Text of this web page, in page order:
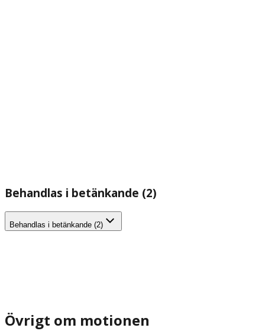
Behandlas i betänkande (2)
Behandlas i betänkande (2)
Övrigt om motionen